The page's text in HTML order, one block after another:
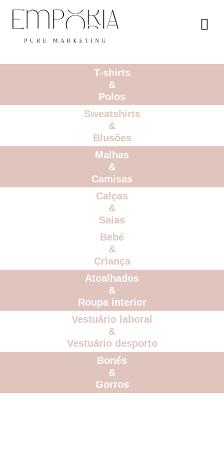
T-shirts
&
Polos
Sweatshirts
&
Blusões
Malhas
&
Camisas
Calças
&
Saias
Bebé
&
Criança
Atoalhados
&
Roupa interior
Vestuário laboral
&
Vestuário desporto
Bonés
&
Gorros